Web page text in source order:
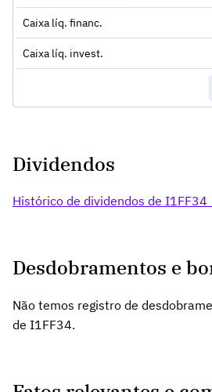
Caixa líq. financ.
Caixa líq. invest.
Dividendos
Histórico de dividendos de
Desdobramentos e
Não temos registro de
de I1FF34.